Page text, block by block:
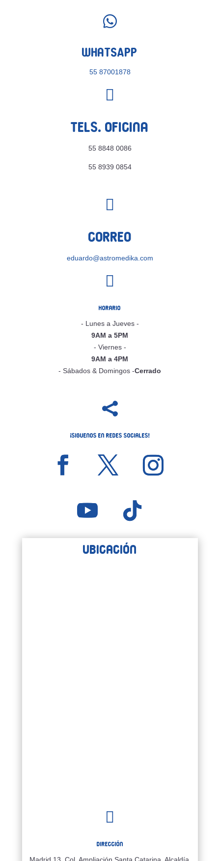

WhatsApp
55 87001878

Tels. Oficina
55 8848 0086
55 8939 0854

Correo
eduardo@astromedika.com

Horario
- Lunes a Jueves -
9AM a 5PM
- Viernes -
9AM a 4PM
- Sábados & Domingos -Cerrado

¡Siguenos en Redes Sociales!
Ubicación

Dirección